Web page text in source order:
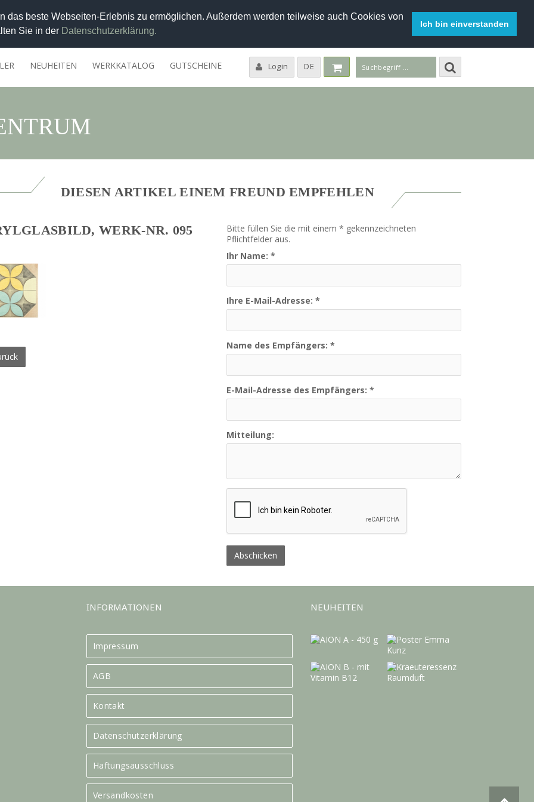
das beste Webseiten-Erlebnis zu ermöglichen. Außerdem werden teilweise auch Cookies von
Sie in der Datenschutzerklärung.
Ich bin einverstanden
NEUHEITEN WERKKATALOG GUTSCHEINE DE
Login
DIESEN ARTIKEL EINEM FREUND EMPFEHLEN
WERK-NR. 095
Bitte füllen Sie die mit einem * gekennzeichneten
Pflichtfelder aus.
Ihr Name:*
Ihre E-Mail-Adresse:*
Name des Empfängers:*
E-Mail-Adresse des Empfängers:*
Mitteilung:
Abschicken
INFORMATIONEN
Impressum
AGB
Kontakt
Datenschutzerklärung
Haftungsausschluss
Versandkosten
NEUHEITEN